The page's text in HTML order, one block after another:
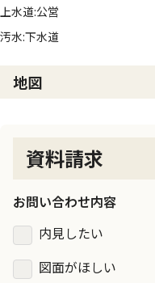
上水道:公営
汚水:下水道
地図
資料請求
お問い合わせ内容
内見したい
図面がほしい